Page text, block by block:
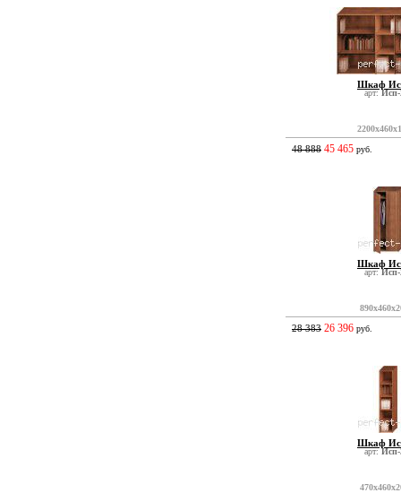
арт:Исп-
Шкаф
арт:Исп-
48 888 45 465 руб.
Шкаф
арт:Исп-
28 383 26 396 руб.
Шкаф